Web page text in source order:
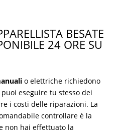
BESATE
24 ORE SU
o elettriche richiedono
puoi eseguire tu stesso dei
i costi delle riparazioni. La
controllare è la
non hai effettuato la